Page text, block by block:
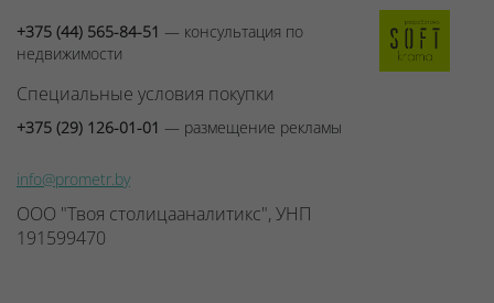
+375 (44) 565-84-51 — консультация по
недвижимости
Специальные условия покупки
+375 (29) 126-01-01 — размещение рекламы
info@prometr.by
ООО "Твоя столицааналитикс", УНП
191599470